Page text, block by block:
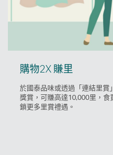
購物2X 賺里
於國泰品味或透過「連結里賞
獎賞，可賺高達10,000里，
鎖更多里賞禮遇。